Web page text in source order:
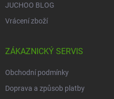
JUCHOO BLOG
Vrácení zboží
ZÁKAZNICKÝ SERVIS
Obchodní podmínky
Doprava a způsob platby